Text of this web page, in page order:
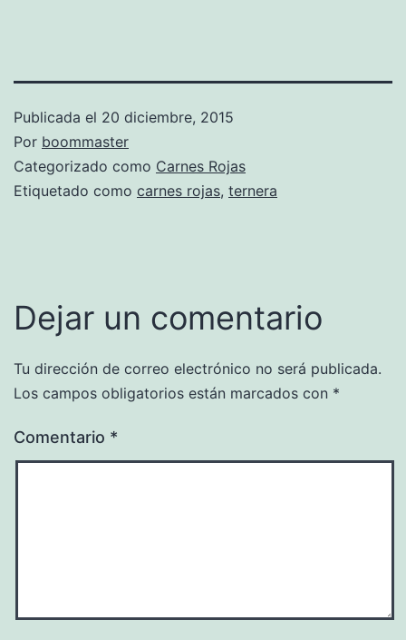
Publicada el 20 diciembre, 2015
Por boommaster
Categorizado como Carnes Rojas
Etiquetado como carnes rojas, ternera
Dejar un comentario
Tu dirección de correo electrónico no será publicada.
Los campos obligatorios están marcados con *
Comentario *